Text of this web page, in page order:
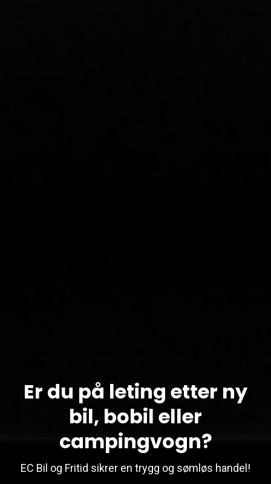
Er du på leting etter ny
bil, bobil eller
campingvogn?
EC Bil og Fritid sikrer en trygg og sømløs handel!